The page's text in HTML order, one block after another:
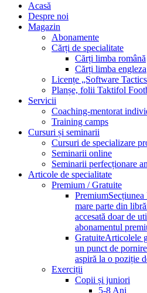
Acasă
Despre noi
Magazin
Abonamente
Cărți de specialitate
Cărți limba română
Cărți limba engleza
Licențe „Software
Planșe, folii Taktifol
Servicii
Coaching-mentorat
Training camps
Cursuri și seminarii
Cursuri de specializare
Seminarii online
Seminarii perfecționare
Articole de specialitate
Premium / Gratuite
Premium
mare parte din
accesată doar de
abonamentul
GratuiteArticolele
un punct de
aspiră la o poziție
Exerciții
Copii și juniori
5-8 Ani